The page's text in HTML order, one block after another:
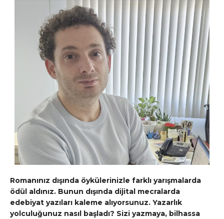
Romanınız dışında öykülerinizle farklı yarışmalarda
ödül aldınız. Bunun dışında dijital mecralarda
edebiyat yazıları kaleme alıyorsunuz. Yazarlık
yolculuğunuz nasıl başladı? Sizi yazmaya, bilhassa